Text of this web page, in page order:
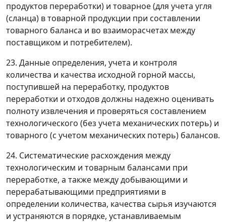
продуктов переработки) и товарное (для учета угля
(сланца) в товарной продукции при составлении
товарного баланса и во взаиморасчетах между
поставщиком и потребителем).
23. Данные определения, учета и контроля
количества и качества исходной горной массы,
поступившей на переработку, продуктов
переработки и отходов должны надежно оценивать
полноту извлечения и проверяться составлением
технологического (без учета механических потерь) и
товарного (с учетом механических потерь) балансов.
24. Систематические расхождения между
технологическим и товарным балансами при
переработке, а также между добывающими и
перерабатывающими предприятиями в
определении количества, качества сырья изучаются
и устраняются в порядке, устанавливаемым